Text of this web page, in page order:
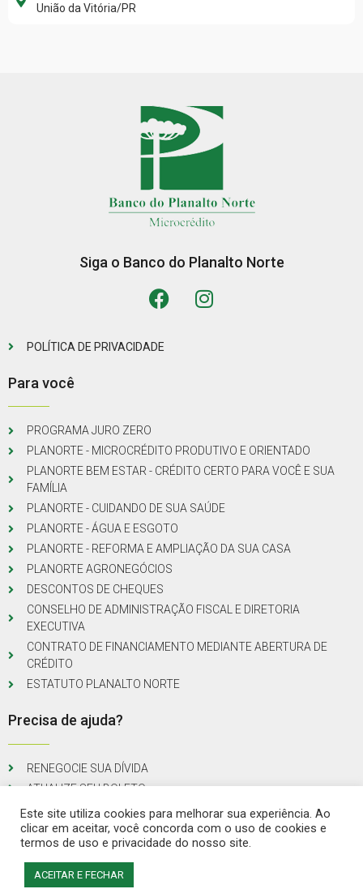
União da Vitória/PR
Siga o Banco do Planalto Norte
POLÍTICA DE PRIVACIDADE
Para você
PROGRAMA JURO ZERO
PLANORTE - MICROCRÉDITO PRODUTIVO E ORIENTADO
PLANORTE BEM ESTAR - CRÉDITO CERTO PARA VOCÊ E SUA
FAMÍLIA
PLANORTE - CUIDANDO DE SUA SAÚDE
PLANORTE - ÁGUA E ESGOTO
PLANORTE - REFORMA E AMPLIAÇÃO DA SUA CASA
PLANORTE AGRONEGÓCIOS
DESCONTOS DE CHEQUES
CONSELHO DE ADMINISTRAÇÃO FISCAL E DIRETORIA
EXECUTIVA
CONTRATO DE FINANCIAMENTO MEDIANTE ABERTURA DE
CRÉDITO
ESTATUTO PLANALTO NORTE
Precisa de ajuda?
RENEGOCIE SUA DÍVIDA
ATUALIZE SEU BOLETO
© Todos os direitos reservados
Desenvolvido por Echosis Marketing Digital
Este site utiliza cookies para melhorar sua experiência. Ao
clicar em aceitar, você concorda com o uso de cookies e
termos de uso e privacidade do nosso site.
ACEITAR E FECHAR